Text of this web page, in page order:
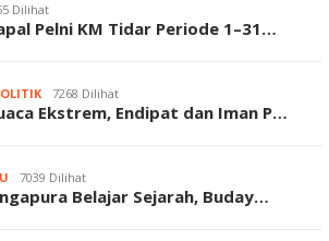
Dilihat
Pelni KM Tidar Periode 1–31…
7268 Dilihat
Ekstrem, Endipat dan Iman P…
7039 Dilihat
Belajar Sejarah, Buday…